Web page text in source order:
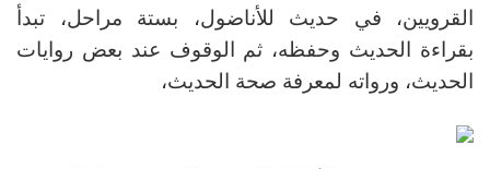
القرويين، في حديث للأناضول، بستة مراحل، تبدأ
بقراءة الحديث وحفظه، ثم الوقوف عند بعض روايات
الحديث، ورواته لمعرفة صحة الحديث،